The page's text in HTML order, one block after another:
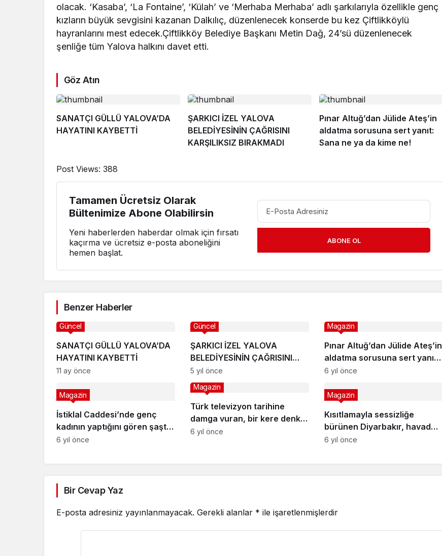
olacak. ‘Kasaba’, ‘La Fontaine’, ‘Külah’ ve ‘Merhaba Merhaba’ adlı şarkılarıyla özellikle genç
kızların büyük sevgisini kazanan Dalkılıç, düzenlenecek konserde bu kez Çiftlikköylü
hayranlarını mest edecek.Çiftlikköy Belediye Başkanı Metin Dağ, 24’sü düzenlenecek
şenliğe tüm Yalova halkını davet etti.
Göz Atın
SANATÇI GÜLLÜ YALOVA’DA
HAYATINI KAYBETTİ
ŞARKICI İZEL YALOVA
BELEDİYESİNİN ÇAĞRISINI
KARŞILIKSIZ BIRAKMADI
Pınar Altuğ’dan Jülide Ateş’in
aldatma sorusuna sert yanıt:
Sana ne ya da kime ne!
Post Views: 388
Tamamen Ücretsiz Olarak
Bültenimize Abone Olabilirsin
Yeni haberlerden haberdar olmak için fırsatı
kaçırma ve ücretsiz e-posta aboneliğini
hemen başlat.
ABONE OL
Benzer Haberler
SANATÇI GÜLLÜ YALOVA’DA
HAYATINI KAYBETTİ
Güncel
11 ay önce
ŞARKICI İZEL YALOVA
BELEDİYESİNİN ÇAĞRISINI
KARŞILIKSIZ BIRAKMADI
Güncel
5 yıl önce
Pınar Altuğ’dan Jülide Ateş’in
aldatma sorusuna sert yanıt:
Sana ne ya da kime ne!
Magazin
6 yıl önce
İstiklal Caddesi’nde genç
kadının yaptığını gören şaştı
kaldı!
Magazin
6 yıl önce
Türk televizyon tarihine
damga vuran, bir kere denk
geldiğinizde başından
Magazin
6 yıl önce
Kısıtlamayla sessizliğe
bürünen Diyarbakır, havadan
görüntülendi
Magazin
6 yıl önce
Bir Cevap Yaz
E-posta adresiniz yayınlanmayacak. Gerekli alanlar * ile işaretlenmişlerdir